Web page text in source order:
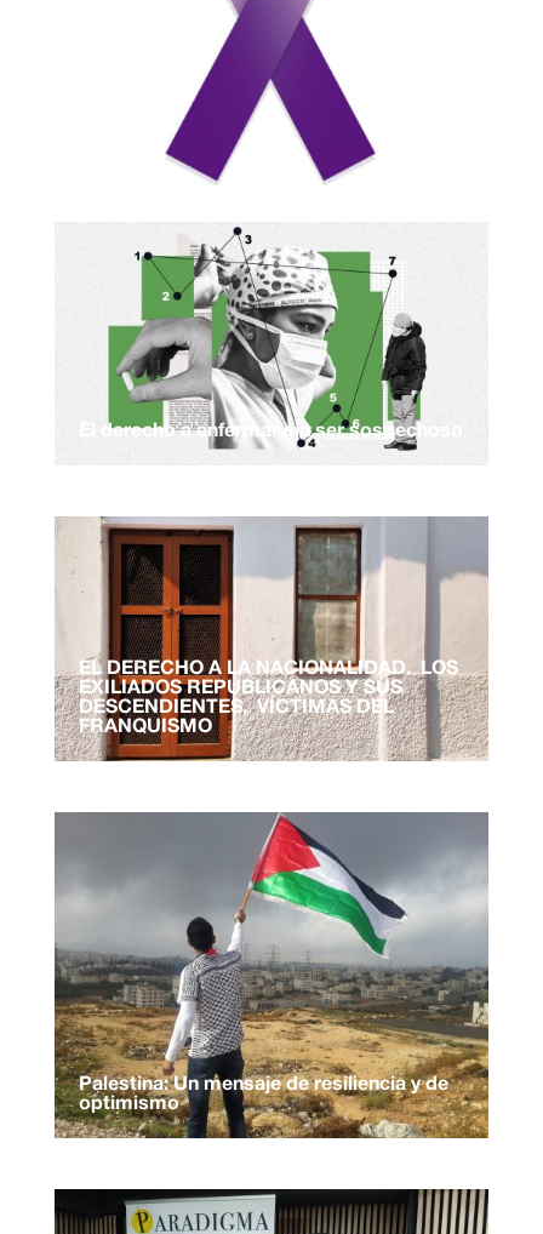
El derecho a enfermar sin ser sospechoso
EL DERECHO A LA NACIONALIDAD. LOS
EXILIADOS REPUBLICANOS Y SUS
DESCENDIENTES, VÍCTIMAS DEL
FRANQUISMO
Palestina: Un mensaje de resiliencia y de
optimismo